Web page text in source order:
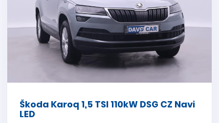
Škoda Karoq 1,5 TSI 110kW DSG CZ Navi
LED